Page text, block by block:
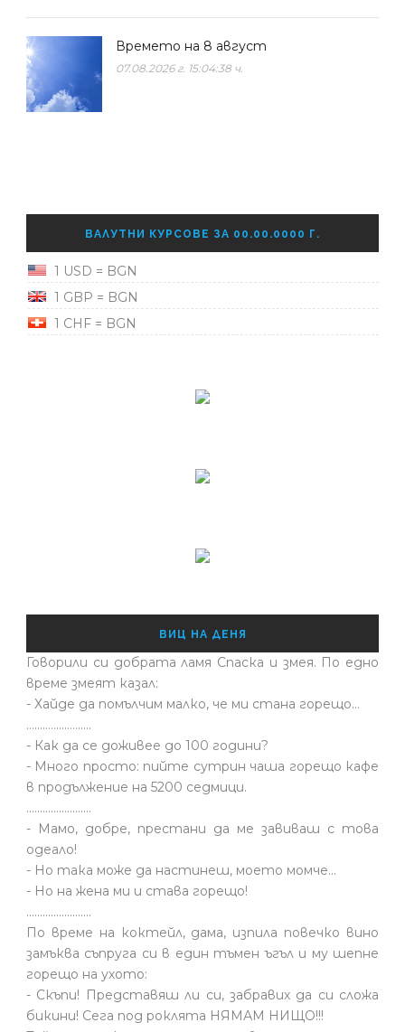
Времето на 8 август
07.08.2026 г. 15:04:38 ч.
ВАЛУТНИ КУРСОВЕ ЗА 00.00.0000 Г.
1 USD = BGN
1 GBP = BGN
1 CHF = BGN
ВИЦ НА ДЕНЯ
Говорили си добрата ламя Спаска и змея. По едно
време змеят казал:
- Хайде да помълчим малко, че ми стана горещо...
........................
- Как да се доживее до 100 години?
- Много просто: пийте сутрин чаша горещо кафе
в продължение на 5200 седмици.
........................
- Мамо, добре, престани да ме завиваш с това
одеало!
- Но така може да настинеш, моето момче…
- Но на жена ми и става горещо!
........................
По време на коктейл, дама, изпила повечко вино
замъква съпруга си в един тъмен ъгъл и му шепне
горещо на ухото:
- Скъпи! Представяш ли си, забравих да си сложа
бикини! Сега под роклята НЯМАМ НИЩО!!!